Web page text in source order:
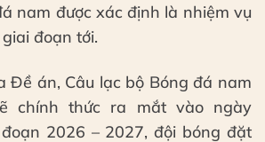
nam được xác định là nhiệm vụ
đoạn tới.
Đề án, Câu lạc bộ Bóng đá nam
chính thức ra mắt vào ngày
2026 – 2027, đội bóng đặt